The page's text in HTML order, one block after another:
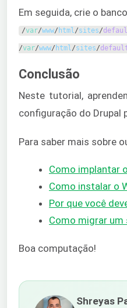
Em seguida, crie o
/var/www/ html/sites/
/var/www/ html/sites/
Conclusão
Neste tutorial,
configuração do Drupal
Para saber mais sobre
Como implantar
Como instalar o
Por que você
Como migrar um
Boa computação!
Shreyas